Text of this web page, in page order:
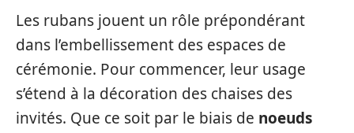
Les rubans jouent un rôle prépondérant
dans l’embellissement des espaces de
cérémonie. Pour commencer, leur usage
s’étend à la décoration des chaises des
invités. Que ce soit par le biais de noeuds